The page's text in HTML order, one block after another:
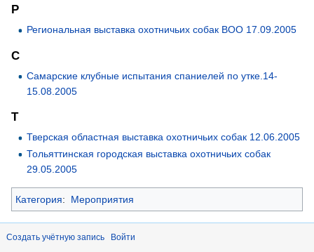
Р
Региональная выставка охотничьих собак ВОО 17.09.2005
С
Самарские клубные испытания спаниелей по утке.14-
15.08.2005
Т
Тверская областная выставка охотничьих собак 12.06.2005
Тольяттинская городская выставка охотничьих собак
29.05.2005
Категория: Мероприятия
Создать учётную запись Войти